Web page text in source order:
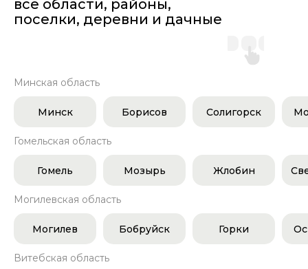
все области, районы,
поселки, деревни и дачные
Минская область
Минск Борисов Солигорск
Гомельская область
Гомель Мозырь Жлобин
Могилевская область
Могилев Бобруйск Горки
Витебская область